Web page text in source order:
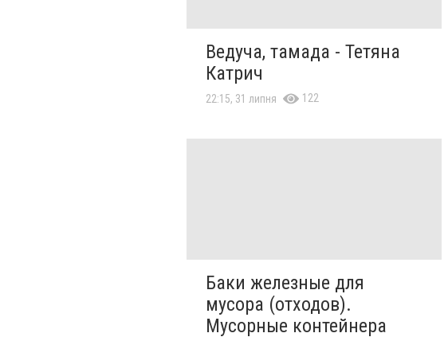
Ведуча, тамада - Тетяна
Катрич
22:15, 31 липня 122
Баки железные для
мусора (отходов).
Мусорные контейнера